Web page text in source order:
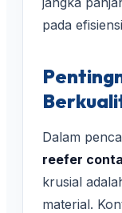
pada
Dalam
reefer
krusial
material.